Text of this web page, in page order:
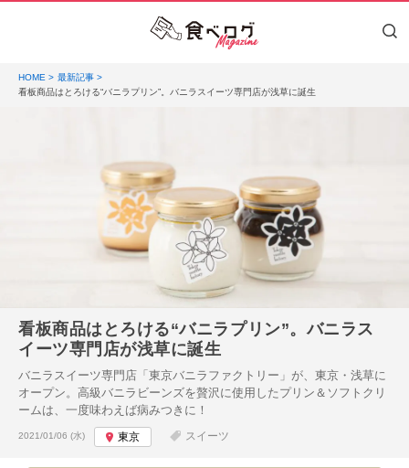
HOME
最新記事
看板商品はとろける“バニラプリン”。バニラスイーツ専門店が浅草に誕生
看板商品はとろける“バニラプリン”。バニラス
イーツ専門店が浅草に誕生
バニラスイーツ専門店「東京バニラファクトリー」が、東京・浅草に
オープン。高級バニラビーンズを贅沢に使用したプリン＆ソフトクリ
ームは、一度味わえば病みつきに！
投稿日:
2021/01/06 (水) 東京 スイーツ